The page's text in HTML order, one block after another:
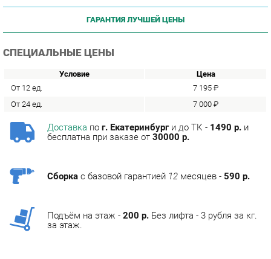
От 12 ед.
7 000 ₽
с базовой гарантией месяцев -
Подъём на этаж -200 р.Без лифта - 3 рубля за кг.